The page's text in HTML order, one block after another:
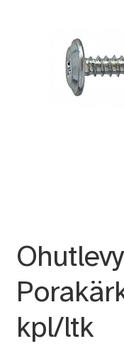
kpl/ltk